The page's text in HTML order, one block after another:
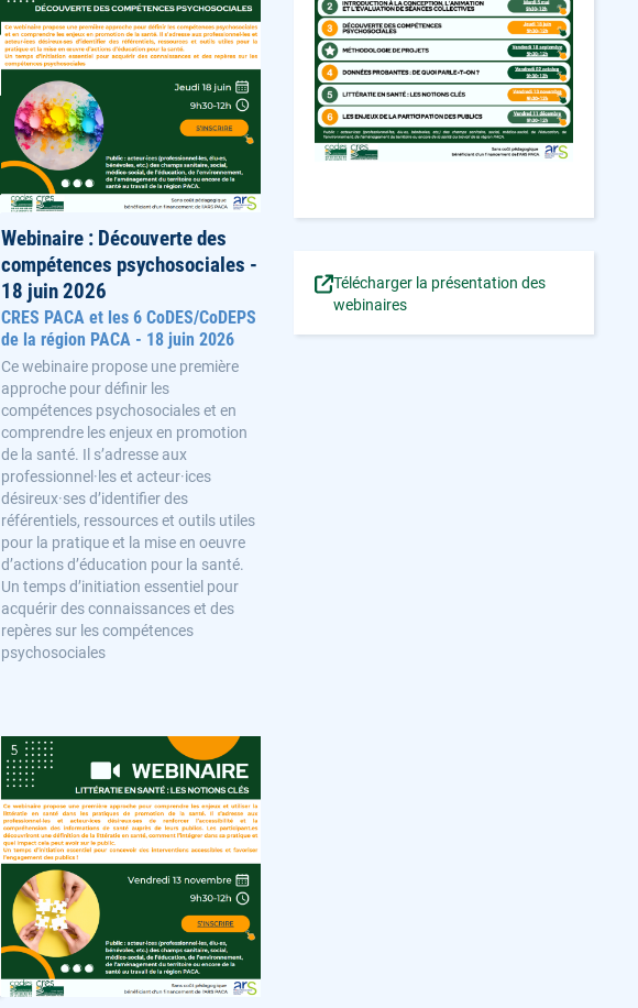
Webinaire : Découverte des
compétences psychosociales -
18 juin 2026
CRES PACA et les 6 CoDES/CoDEPS
de la région PACA - 18 juin 2026
Ce webinaire propose une première
approche pour définir les
compétences psychosociales et en
comprendre les enjeux en promotion
de la santé. Il s’adresse aux
professionnel·les et acteur·ices
désireux·ses d’identifier des
référentiels, ressources et outils utiles
pour la pratique et la mise en oeuvre
d’actions d’éducation pour la santé.
Un temps d’initiation essentiel pour
acquérir des connaissances et des
repères sur les compétences
psychosociales
Télécharger la présentation des
webinaires